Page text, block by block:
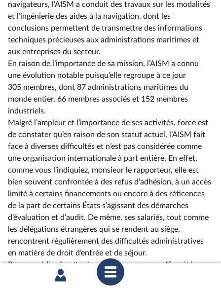
navigateurs, l’AISM a conduit des travaux sur les modalités
et l’ingénierie des aides à la navigation, dont les
conclusions permettent de transmettre des informations
techniques précieuses aux administrations maritimes et
aux entreprises du secteur.
En raison de l’importance de sa mission, l’AISM a connu
une évolution notable puisqu’elle regroupe à ce jour
305 membres, dont 87 administrations maritimes du
monde entier, 66 membres associés et 152 membres
industriels.
Malgré l’ampleur et l’importance de ses activités, force est
de constater qu’en raison de son statut actuel, l’AISM fait
face à diverses difficultés et n’est pas considérée comme
une organisation internationale à part entière. En effet,
comme vous l’indiquiez, monsieur le rapporteur, elle est
bien souvent confrontée à des refus d’adhésion, à un accès
limité à certains financements ou encore à des réticences
de la part de certains États s’agissant des démarches
d’évaluation et d’audit. De même, ses salariés, tout comme
les délégations étrangères qui se rendent au siège,
rencontrent régulièrement des difficultés administratives
en matière de droit d’entrée et de séjour.
Pour remédier à cette situation et gagner en efficacité, au
service de l’intérêt général, l’association a besoin de faire